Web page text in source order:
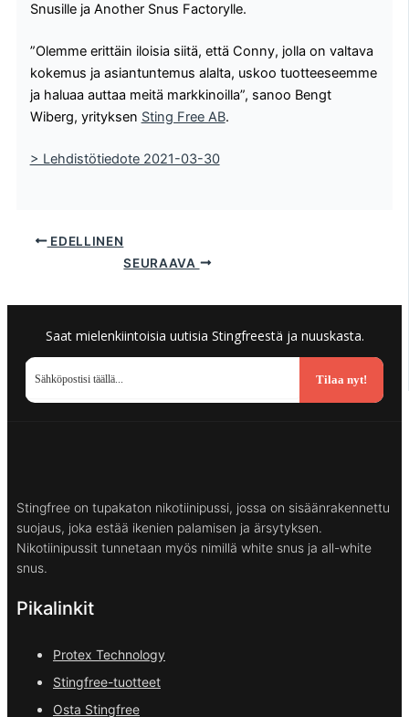
Snusille ja Another Snus Factorylle.
”Olemme erittäin iloisia siitä, että Conny, jolla on valtava
kokemus ja asiantuntemus alalta, uskoo tuotteeseemme
ja haluaa auttaa meitä markkinoilla”, sanoo Bengt
Wiberg, yrityksen Sting Free AB.
> Lehdistötiedote 2021-03-30
EDELLINEN
SEURAAVA
Saat mielenkiintoisia uutisia Stingfreestä ja nuuskasta.
Tilaa nyt!
Stingfree on tupakaton nikotiinipussi, jossa on sisäänrakennettu
suojaus, joka estää ikenien palamisen ja ärsytyksen.
Nikotiinipussit tunnetaan myös nimillä white snus ja all-white
snus.
Pikalinkit
Protex Technology
Stingfree-tuotteet
Osta Stingfree